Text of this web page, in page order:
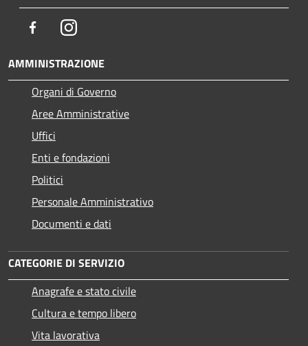
FacebookInstagram
AMMINISTRAZIONE
Organi di Governo
Aree Amministrative
Uffici
Enti e fondazioni
Politici
Personale Amministrativo
Documenti e dati
CATEGORIE DI SERVIZIO
Anagrafe e stato civile
Cultura e tempo libero
Vita lavorativa